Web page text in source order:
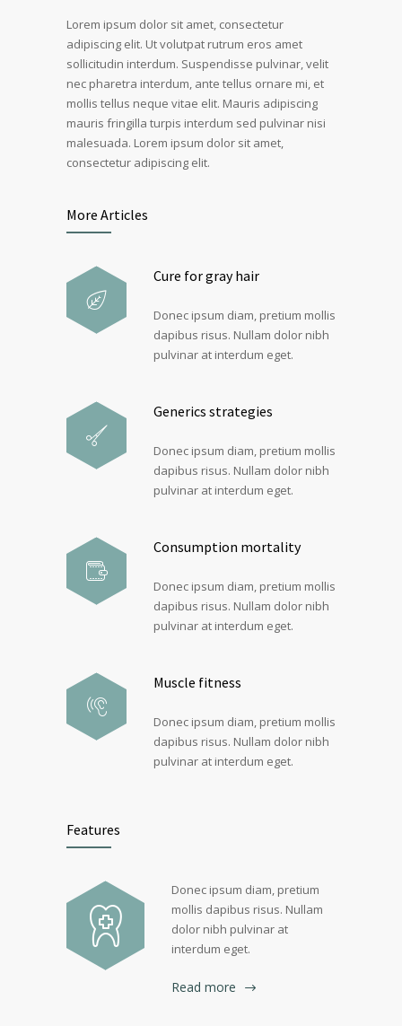
Lorem ipsum dolor sit amet, consectetur
adipiscing elit. Ut volutpat rutrum eros amet
sollicitudin interdum. Suspendisse pulvinar, velit
nec pharetra interdum, ante tellus ornare mi, et
mollis tellus neque vitae elit. Mauris adipiscing
mauris fringilla turpis interdum sed pulvinar nisi
malesuada. Lorem ipsum dolor sit amet,
consectetur adipiscing elit.
More Articles
Cure for gray hair
Donec ipsum diam, pretium mollis
dapibus risus. Nullam dolor nibh
pulvinar at interdum eget.
Generics strategies
Donec ipsum diam, pretium mollis
dapibus risus. Nullam dolor nibh
pulvinar at interdum eget.
Consumption mortality
Donec ipsum diam, pretium mollis
dapibus risus. Nullam dolor nibh
pulvinar at interdum eget.
Muscle fitness
Donec ipsum diam, pretium mollis
dapibus risus. Nullam dolor nibh
pulvinar at interdum eget.
Features
Donec ipsum diam, pretium
mollis dapibus risus. Nullam
dolor nibh pulvinar at
interdum eget.
Read more